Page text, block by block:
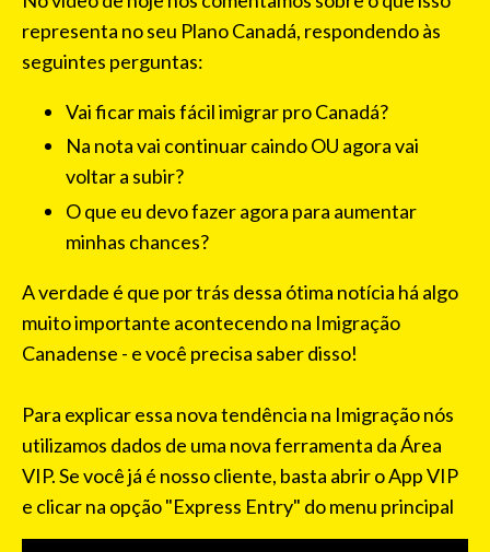
representa no seu Plano Canadá, respondendo às
seguintes perguntas:
Vai ficar mais fácil imigrar pro Canadá?
Na nota vai continuar caindo OU agora vai
voltar a subir?
O que eu devo fazer agora para aumentar
minhas chances?
A verdade é que por trás dessa ótima notícia há algo
muito importante acontecendo na Imigração
Canadense - e você precisa saber disso!
Para explicar essa nova tendência na Imigração nós
utilizamos dados de uma nova ferramenta da Área
VIP. Se você já é nosso cliente, basta abrir o App VIP
e clicar na opção "Express Entry" do menu principal